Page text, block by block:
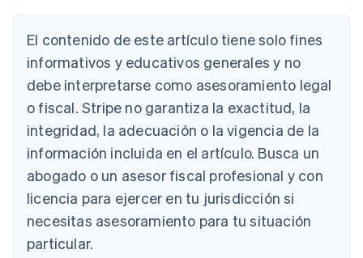
El contenido de este artículo tiene solo fines
informativos y educativos generales y no
debe interpretarse como asesoramiento legal
o fiscal. Stripe no garantiza la exactitud, la
integridad, la adecuación o la vigencia de la
información incluida en el artículo. Busca un
abogado o un asesor fiscal profesional y con
licencia para ejercer en tu jurisdicción si
necesitas asesoramiento para tu situación
particular.
Bélgica
Nederlands FrançaisDeutsch
Brasil
PortuguêsEnglish
Bulgaria
Canadá
EnglishFrançais
China continental
简体中文
Chipre
English
Croacia
EnglishItaliano